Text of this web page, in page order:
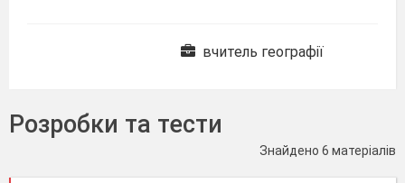
вчитель географії
Розробки та тести
Знайдено 6 матеріалів